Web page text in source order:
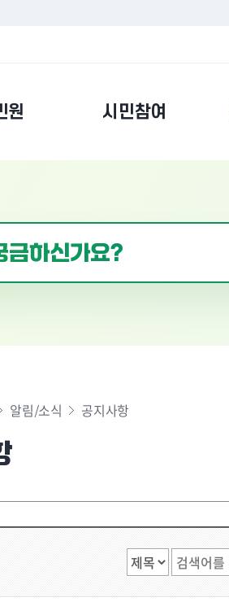
원 시민참여
알림/소식 공지사항